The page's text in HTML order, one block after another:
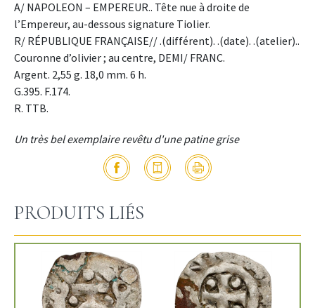
A/ NAPOLEON – EMPEREUR.. Tête nue à droite de
l’Empereur, au-dessous signature Tiolier.
R/ RÉPUBLIQUE FRANÇAISE// .(différent). .(date). .(atelier)..
Couronne d’olivier ; au centre, DEMI/ FRANC.
Argent. 2,55 g. 18,0 mm. 6 h.
G.395. F.174.
R. TTB.
Un très bel exemplaire revêtu d'une patine grise
PRODUITS LIÉS